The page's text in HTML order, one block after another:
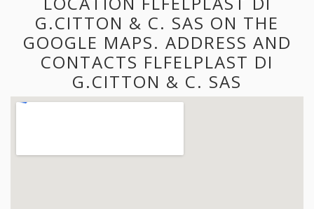
G.CITTON & C. SAS ON THE
GOOGLE MAPS. ADDRESS AND
CONTACTS FLFELPLAST DI
G.CITTON & C. SAS